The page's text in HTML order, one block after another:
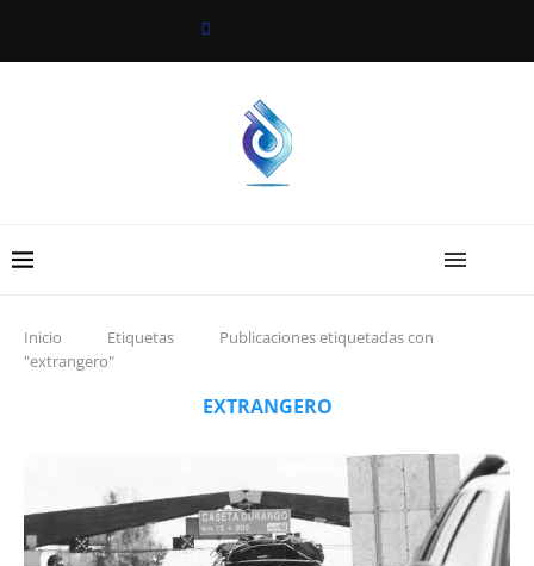
Inicio Etiquetas
Publicaciones etiquetadas con
"extrangero"
EXTRANGERO